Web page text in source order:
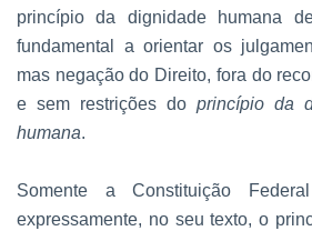
princípio da dignidade humana
fundamental a orientar os
mas negação do Direito, fora do
e sem restrições do princípio da
humana.
Somente a Constituição
expressamente, no seu texto, o